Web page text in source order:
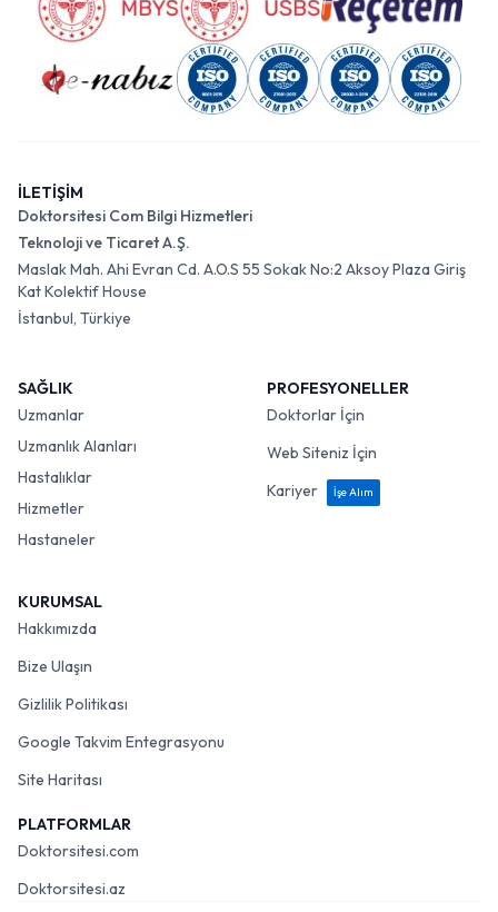
İLETİŞİM
Doktorsitesi Com Bilgi Hizmetleri
Teknoloji ve Ticaret A.Ş.
Maslak Mah. Ahi Evran Cd. A.O.S 55 Sokak No:2 Aksoy Plaza Giriş
Kat Kolektif House
İstanbul, Türkiye
SAĞLIK
Uzmanlar
Uzmanlık Alanları
Hastalıklar
Hizmetler
Hastaneler
PROFESYONELLER
Doktorlar İçin
Web Siteniz İçin
Kariyer
İşe Alım
KURUMSAL
Hakkımızda
Bize Ulaşın
Gizlilik Politikası
Google Takvim Entegrasyonu
Site Haritası
PLATFORMLAR
Doktorsitesi.com
Doktorsitesi.az